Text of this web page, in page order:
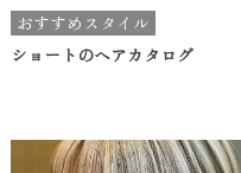
おすすめスタイル
ショートのヘアカタログ